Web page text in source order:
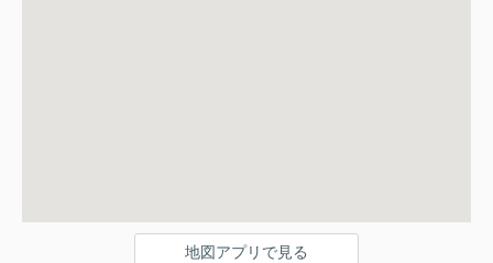
地図アプリで見る